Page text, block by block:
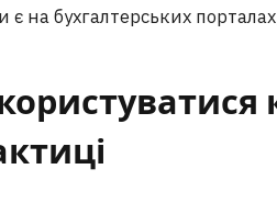
є на бухгалтерських